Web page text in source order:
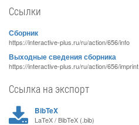
Ссылки
Сборник
https://interactive-plus.ru/ru/action/656/info
Выходные сведения сборника
https://interactive-plus.ru/ru/action/656/imprint
Ссылка на экспорт
BibTeX
LaTeX / BibTeX (.bib)